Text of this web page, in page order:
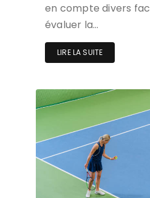
en compte divers
évaluer la…
LIRE LA SUITE